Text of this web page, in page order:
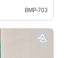
BMP-703